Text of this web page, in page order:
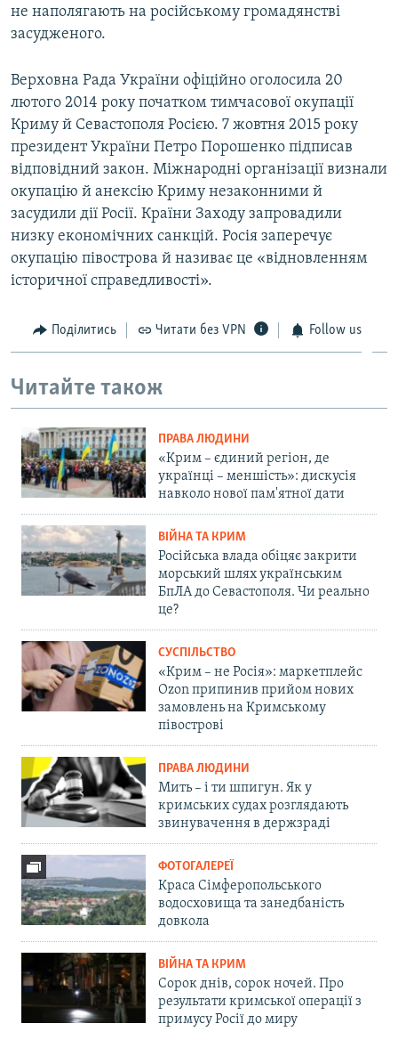
не наполягають на російському громадянстві
засудженого.
Верховна Рада України офіційно оголосила 20
лютого 2014 року початком тимчасової окупації
Криму й Севастополя Росією. 7 жовтня 2015 року
президент України Петро Порошенко підписав
відповідний закон. Міжнародні організації визнали
окупацію й анексію Криму незаконними й
засудили дії Росії. Країни Заходу запровадили
низку економічних санкцій. Росія заперечує
окупацію півострова й називає це «відновленням
історичної справедливості».
Поділитись Читати без VPN Follow us
Читайте також
ПРАВА ЛЮДИНИ
«Крим – єдиний регіон, де
українці – меншість»: дискусія
навколо нової пам'ятної дати
ВІЙНА ТА КРИМ
Російська влада обіцяє закрити
морський шлях українським
БпЛА до Севастополя. Чи реально
це?
СУСПІЛЬСТВО
«Крим – не Росія»: маркетплейс
Ozon припинив прийом нових
замовлень на Кримському
півострові
ПРАВА ЛЮДИНИ
Мить – і ти шпигун. Як у
кримських судах розглядають
звинувачення в держзраді
ФОТОГАЛЕРЕЇ
Краса Сімферопольського
водосховища та занедбаність
довкола
ВІЙНА ТА КРИМ
Сорок днів, сорок ночей. Про
результати кримської операції з
примусу Росії до миру